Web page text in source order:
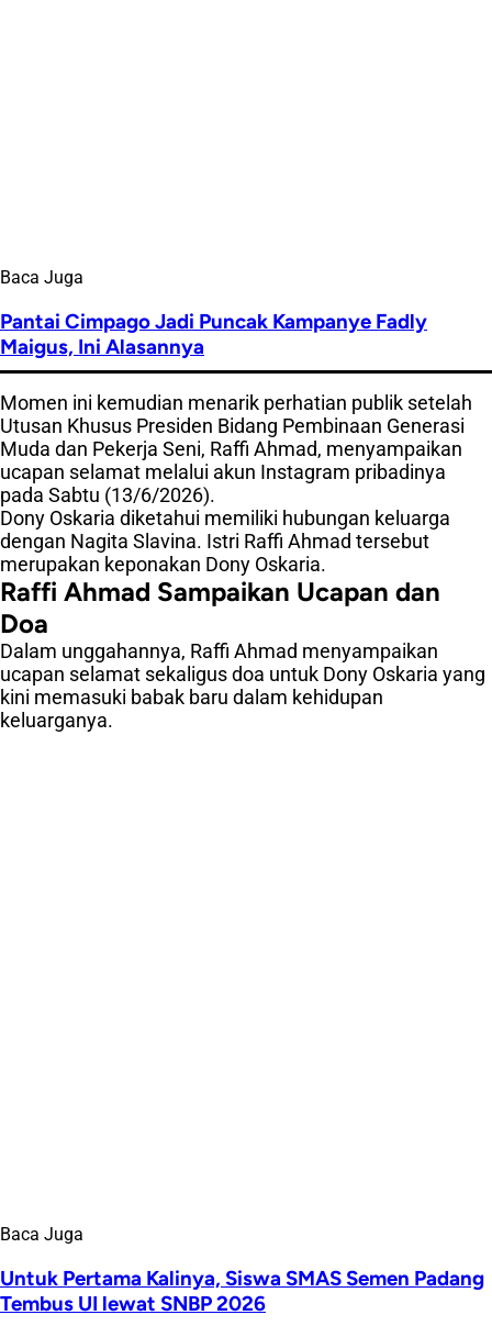
Baca Juga
Pantai Cimpago Jadi Puncak Kampanye Fadly
Maigus, Ini Alasannya
Momen ini kemudian menarik perhatian publik setelah
Utusan Khusus Presiden Bidang Pembinaan Generasi
Muda dan Pekerja Seni, Raffi Ahmad, menyampaikan
ucapan selamat melalui akun Instagram pribadinya
pada Sabtu (13/6/2026).
Dony Oskaria diketahui memiliki hubungan keluarga
dengan Nagita Slavina. Istri Raffi Ahmad tersebut
merupakan keponakan Dony Oskaria.
Raffi Ahmad Sampaikan Ucapan dan
Doa
Dalam unggahannya, Raffi Ahmad menyampaikan
ucapan selamat sekaligus doa untuk Dony Oskaria yang
kini memasuki babak baru dalam kehidupan
keluarganya.
Baca Juga
Untuk Pertama Kalinya, Siswa SMAS Semen Padang
Tembus UI lewat SNBP 2026